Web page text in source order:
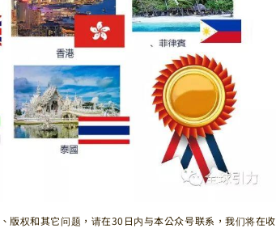
版权和其它问题，请在30日内与本公众号联系，我们将在收